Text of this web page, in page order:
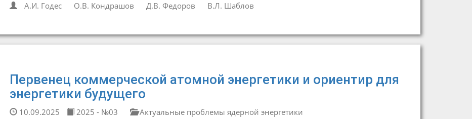
А.И. Годес
О.В. Кондрашов Д.В. Федоров В.Л. Шаблов
Первенец коммерческой атомной энергетики и ориентир для
энергетики будущего
10.09.2025 2025 - №03
Актуальные проблемы ядерной энергетики